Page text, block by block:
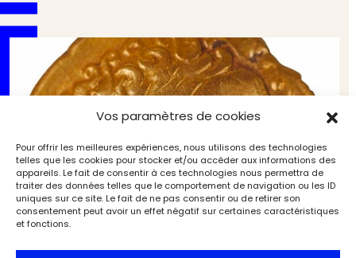
Vos paramètres de cookies
Pour offrir les meilleures expériences, nous utilisons des technologies
telles que les cookies pour stocker et/ou accéder aux informations des
appareils. Le fait de consentir à ces technologies nous permettra de
traiter des données telles que le comportement de navigation ou les ID
uniques sur ce site. Le fait de ne pas consentir ou de retirer son
consentement peut avoir un effet négatif sur certaines caractéristiques
et fonctions.